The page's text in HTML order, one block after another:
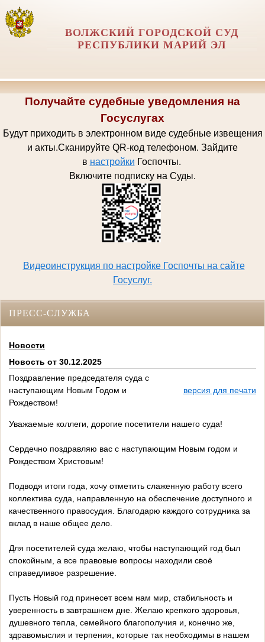
ВОЛЖСКИЙ ГОРОДСКОЙ СУД
РЕСПУБЛИКИ МАРИЙ ЭЛ
Получайте судебные уведомления на
Госуслугах
Будут приходить в электронном виде судебные извещения
и акты.Сканируйте QR-код телефоном. Зайдите
в настройки Госпочты.
Включите подписку на Суды.
Видеоинструкция по настройке Госпочты на сайте
Госуслуг.
ПРЕСС-СЛУЖБА
Новости
Новость от 30.12.2025
Поздравление председателя суда с
наступающим Новым Годом и
Рождеством!
версия для печати
Уважаемые коллеги, дорогие посетители нашего суда!
Сердечно поздравляю вас с наступающим Новым годом и
Рождеством Христовым!
Подводя итоги года, хочу отметить слаженную работу всего
коллектива суда, направленную на обеспечение доступного и
качественного правосудия. Благодарю каждого сотрудника за
вклад в наше общее дело.
Для посетителей суда желаю, чтобы наступающий год был
спокойным, а все правовые вопросы находили своё
справедливое разрешение.
Пусть Новый год принесет всем нам мир, стабильность и
уверенность в завтрашнем дне. Желаю крепкого здоровья,
душевного тепла, семейного благополучия и, конечно же,
здравомыслия и терпения, которые так необходимы в нашем